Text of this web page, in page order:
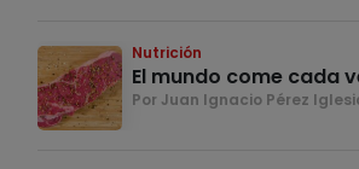
Nutrición
El mundo come cada
Por Juan Ignacio Pérez